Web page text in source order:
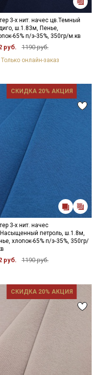
3-х нит. начес цв.Темный
ш.1.83м, Пенье,
65% п/э-35%, 350гр/м.кв
руб. 1190 руб.
Только онлайн-заказ
СКИДКА 20% АКЦИЯ
3-х нит. начес
петроль, ш.1.8м,
хлопок-65% п/э-35%, 350гр/
руб. 1190 руб.
СКИДКА 20% АКЦИЯ